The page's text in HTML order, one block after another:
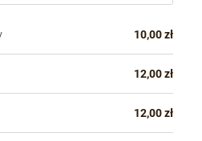
10,00 zł
12,00 zł
12,00 zł